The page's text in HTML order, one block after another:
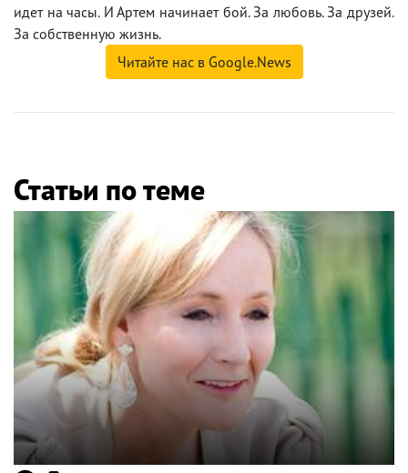
идет на часы. И Артем начинает бой. За любовь. За друзей.
За собственную жизнь.
Читайте нас в Google.News
Статьи по теме